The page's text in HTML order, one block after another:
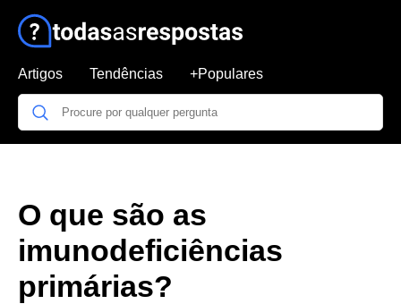
Artigos Tendências +Populares
O que são as
imunodeficiências
primárias?